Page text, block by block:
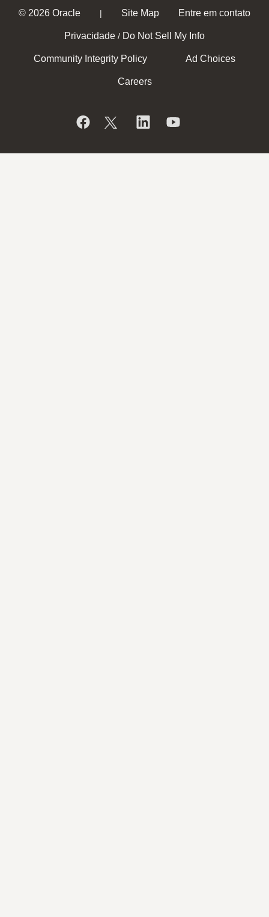
© 2026 Oracle | Site Map Entre em contato
Privacidade / Do Not Sell My Info
Community Integrity Policy Ad Choices
Careers